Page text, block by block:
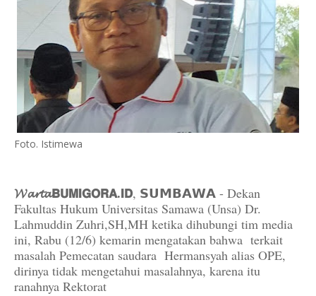
Foto. Istimewa
𝓦𝓪𝓻𝓽𝓪𝗕𝗨𝗠𝗜𝗚𝗢𝗥𝗔.𝗜𝗗, 𝗦𝗨𝗠𝗕𝗔𝗪𝗔 - Dekan
Fakultas Hukum Universitas Samawa (Unsa) Dr.
Lahmuddin Zuhri,SH,MH ketika dihubungi tim media
ini, Rabu (12/6) kemarin mengatakan bahwa terkait
masalah Pemecatan saudara Hermansyah alias OPE,
dirinya tidak mengetahui masalahnya, karena itu
ranahnya Rektorat